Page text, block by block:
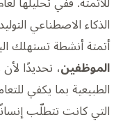
الذكاء الاصطناعي
أتمتة أنشطة تستهلك
الموظفين، تحديدًا
الطبيعية بما يكفي
التي كانت تتطلّب